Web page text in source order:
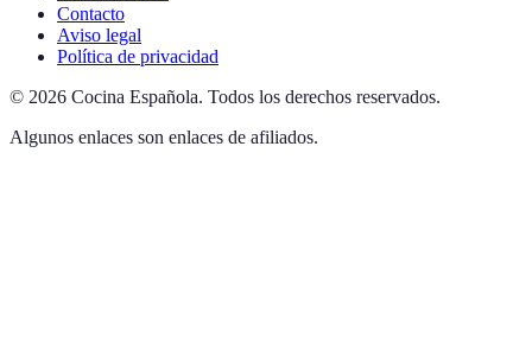
Contacto
Aviso legal
Política de privacidad
© 2026 Cocina Española. Todos los derechos reservados.
Algunos enlaces son enlaces de afiliados.